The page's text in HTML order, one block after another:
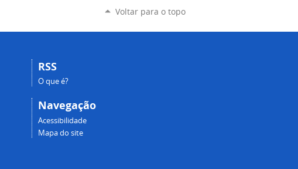
Voltar para o topo
RSS
O que é?
Navegação
Acessibilidade
Mapa do site